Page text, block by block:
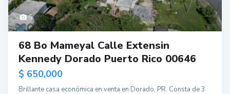
6
68 Bo Mameyal Calle Extensin
Kennedy Dorado Puerto Rico 00646
$ 650,000
Brillante casa económica en venta en Dorado, PR. Consta de 3